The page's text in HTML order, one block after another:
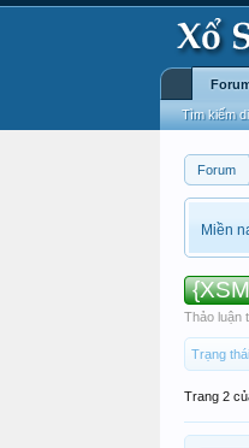
Forum
Miền
Thảo luận
Trạng
Trang 2
Tìm kiếm